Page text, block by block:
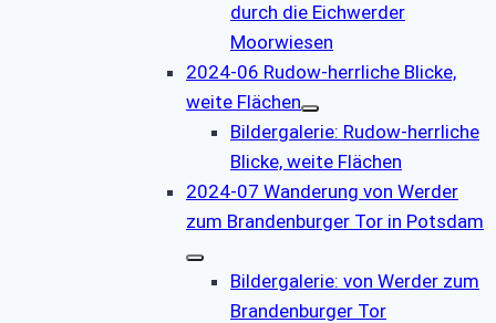
durch die Eichwerder
Moorwiesen
2024-06 Rudow-herrliche Blicke,
weite Flächen
Bildergalerie: Rudow-herrliche
Blicke, weite Flächen
2024-07 Wanderung von Werder
zum Brandenburger Tor in Potsdam
Bildergalerie: von Werder zum
Brandenburger Tor